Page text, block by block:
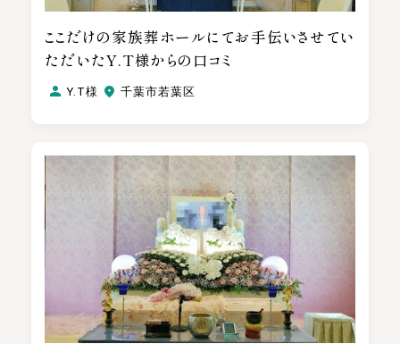
ここだけの家族葬ホールにてお手伝いさせてい
ただいたY.T様からの口コミ
Y.T様 千葉市若葉区